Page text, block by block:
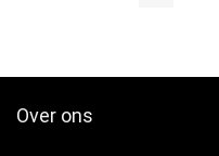
Over ons